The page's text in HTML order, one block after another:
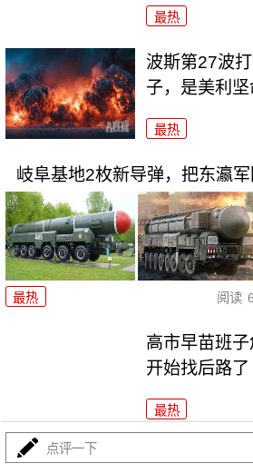
最热
波斯第27波
子，是美利坚
最热
岐阜基地2枚新导弹，把东瀛
最热 阅读
高市早苗班
开始找后路了
最热
大闹利雅得
点评一下